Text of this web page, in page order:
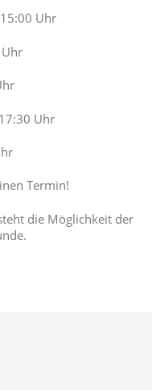
Uhr
Uhr
Termin!
die Möglichkeit der